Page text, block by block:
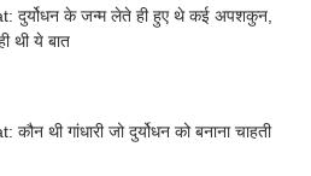
दुर्योधन के जन्म लेते ही हुए थे कई अपशकुन,
थी ये बात
थी गांधारी जो दुर्योधन को बनाना चाहती